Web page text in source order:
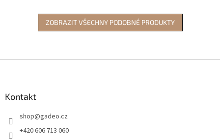
ZOBRAZIT VŠECHNY PODOBNÉ PRODUKTY
Kontakt
shop@gadeo.cz
+420 606 713 060